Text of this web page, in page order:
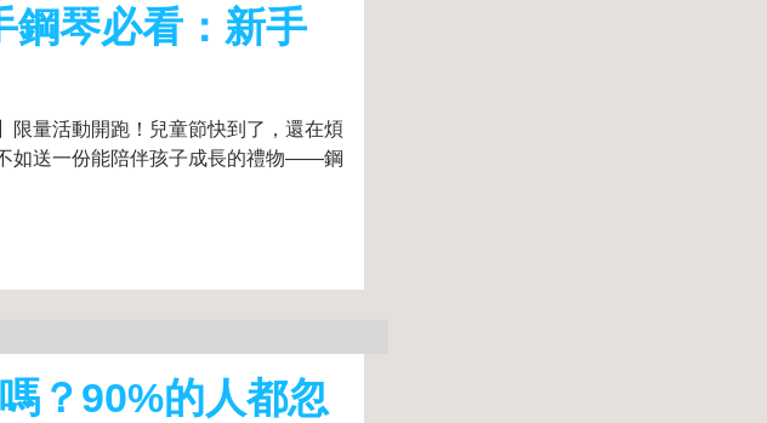
鋼琴必看：新手
限量活動開跑！兒童節快到了，還在煩
如送一份能陪伴孩子成長的禮物——鋼
？90%的人都忽